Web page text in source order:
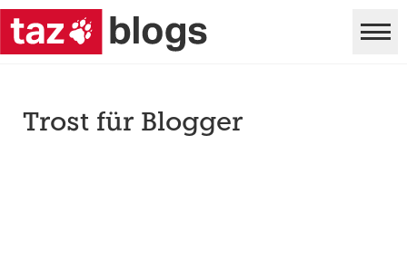
Trost für Blogger